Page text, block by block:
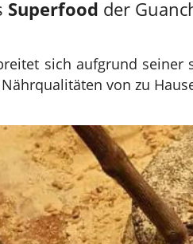
Superfood der
sich aufgrund seiner
von zu